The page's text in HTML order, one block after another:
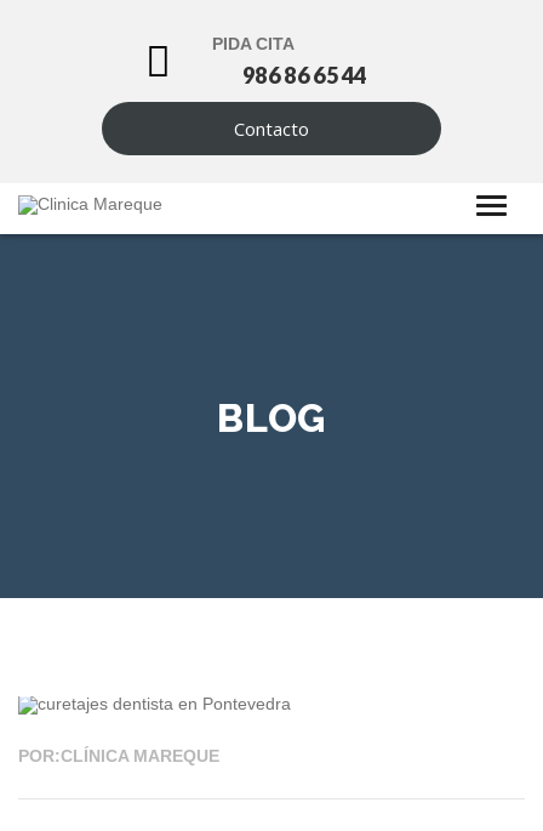
PIDA CITA
986 86 65 44
Contacto
BLOG
POR:CLÍNICA MAREQUE